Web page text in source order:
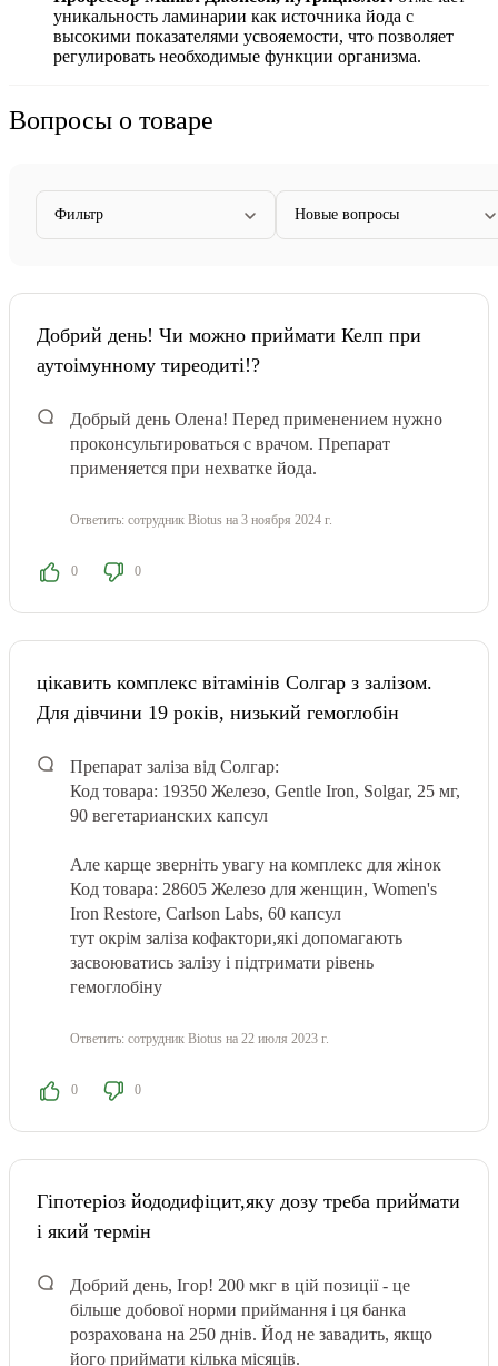
уникальность ламинарии как источника йода с
высокими показателями усвояемости, что позволяет
регулировать необходимые функции организма.
Вопросы о товаре
Фильтр Новые вопросы
Добрий день! Чи можно приймати Келп при
аутоімунному тиреодиті!?
Добрый день Олена! Перед применением нужно
проконсультироваться с врачом. Препарат
применяется при нехватке йода.
Ответить: сотрудник Biotus на 3 ноября 2024 г.
0 0
цікавить комплекс вітамінів Солгар з залізом.
Для дівчини 19 років, низький гемоглобін
Препарат заліза від Солгар:
Код товара: 19350 Железо, Gentle Iron, Solgar, 25 мг,
90 вегетарианских капсул
Але карще зверніть увагу на комплекс для жінок
Код товара: 28605 Железо для женщин, Women's
Iron Restore, Carlson Labs, 60 капсул
тут окрім заліза кофактори,які допомагають
засвоюватись залізу і підтримати рівень
гемоглобіну
Ответить: сотрудник Biotus на 22 июля 2023 г.
0 0
Гіпотеріоз йододифіцит,яку дозу треба приймати
і який термін
Добрий день, Ігор! 200 мкг в цій позиції - це
більше добової норми приймання і ця банка
розрахована на 250 днів. Йод не завадить, якщо
його приймати кілька місяців.